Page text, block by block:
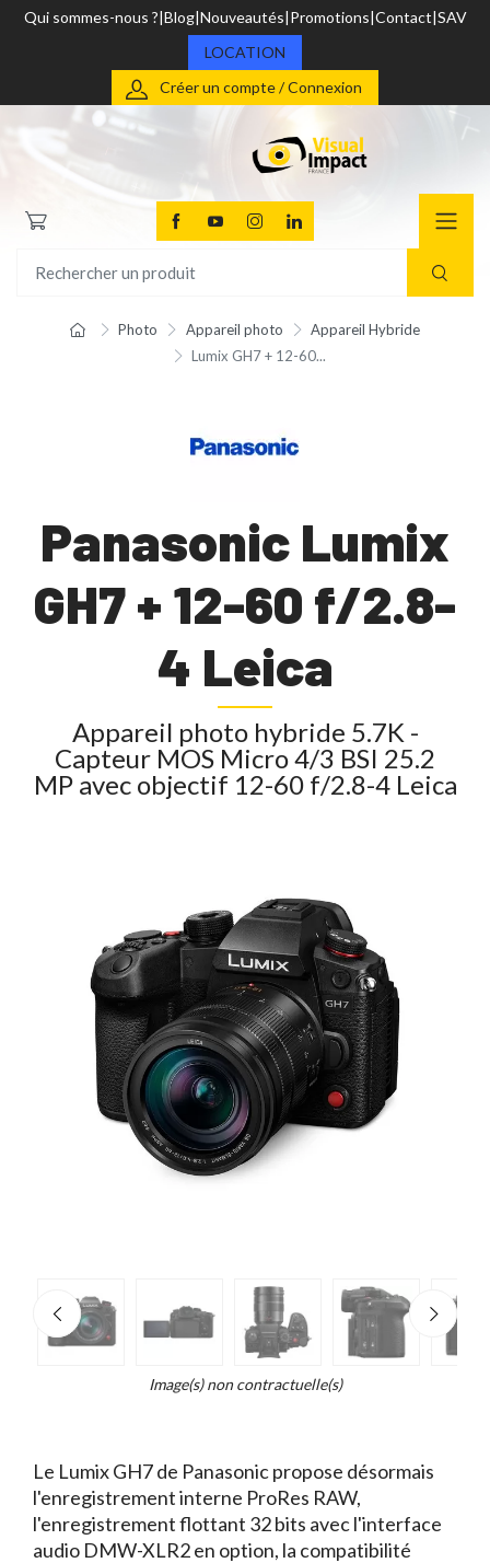
Qui sommes-nous ? Blog Nouveautés Promotions Contact SAV
LOCATION
Créer un compte / Connexion
Photo Appareil photo
Appareil Hybride
Lumix GH7 + 12-60...
Panasonic Lumix
GH7 + 12-60 f/2.8-
4 Leica
Appareil photo hybride 5.7K -
Capteur MOS Micro 4/3 BSI 25.2
MP avec objectif 12-60 f/2.8-4 Leica
Image(s) non contractuelle(s)
Le Lumix GH7 de Panasonic propose désormais
l'enregistrement interne ProRes RAW,
l'enregistrement flottant 32 bits avec l'interface
audio DMW-XLR2 en option, la compatibilité